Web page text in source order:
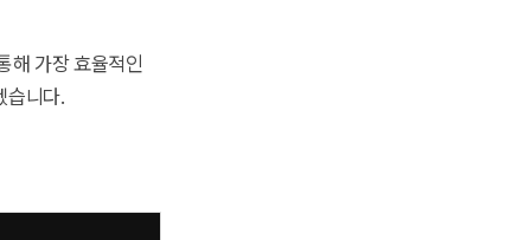
해 가장 효율적인
습니다.